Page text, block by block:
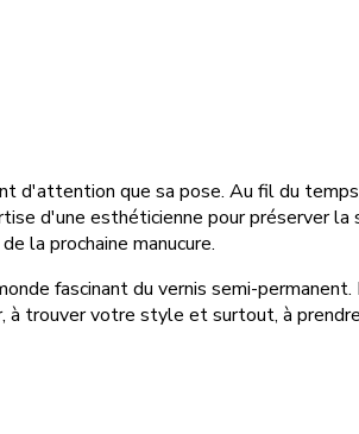
d'attention que sa pose. Au fil du
d'une esthéticienne pour préserver
la prochaine manucure.
fascinant du vernis semi-
à trouver votre style et surtout, à